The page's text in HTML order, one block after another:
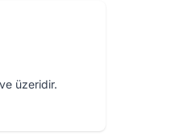
üzeridir.